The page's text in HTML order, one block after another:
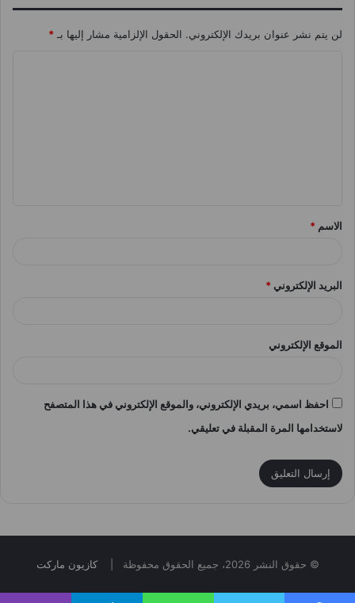
لن يتم نشر عنوان بريدك الإلكتروني. الحقول الإلزامية مشار إليها بـ *
*
الاسم *
البريد الإلكتروني *
الموقع الإلكتروني
احفظ اسمي، بريدي الإلكتروني، والموقع الإلكتروني في هذا المتصفح
لاستخدامها المرة المقبلة في تعليقي.
© حقوق النشر 2026، جميع الحقوق محفوظة | كازيون ماركت